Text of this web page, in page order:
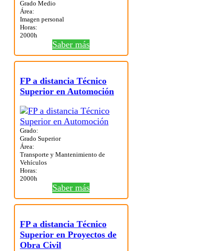
Grado Medio
Área:
Imagen personal
Horas:
2000h
Saber más
FP a distancia Técnico
Superior en Automoción
Grado:
Grado Superior
Área:
Transporte y Mantenimiento de
Vehículos
Horas:
2000h
Saber más
FP a distancia Técnico
Superior en Proyectos de
Obra Civil